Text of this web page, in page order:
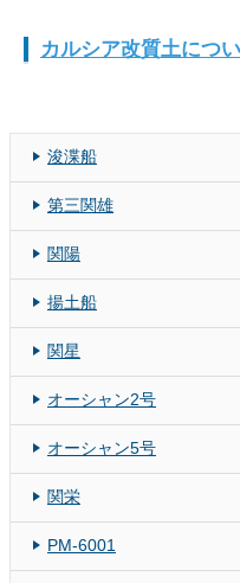
カルシア改質土につ
浚渫船
第三関雄
関陽
揚土船
関星
オーシャン2号
オーシャン5号
関栄
PM-6001